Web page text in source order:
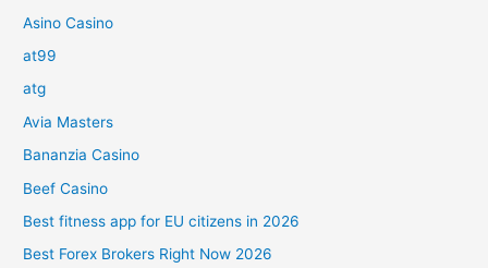
Asino Casino
at99
atg
Avia Masters
Bananzia Casino
Beef Casino
Best fitness app for EU citizens in 2026
Best Forex Brokers Right Now 2026